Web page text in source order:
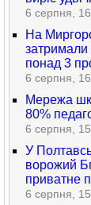
6 серпня,
На
затримали
понад 3
6 серпня,
Мережа
80%
6 серпня,
У
ворожий
приватне
6 серпня,